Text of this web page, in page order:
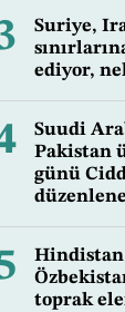
Suriye,
ediyor,
Suudi
Pakistan
günü
Hindistan
toprak